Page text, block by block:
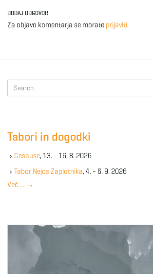
DODAJ ODGOVOR
Za objavo komentarja se morate prijaviti.
e
e
y
w
r
Tabori in dogodki
Gesause, 13. - 16. 8. 2026
Tabor Nejca Zaplotnika, 4. - 6. 9. 2026
Več … →